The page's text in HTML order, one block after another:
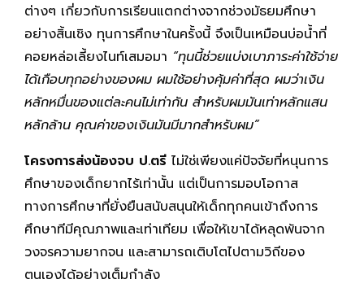
ต่างๆ เกี่ยวกับการเรียนแตกต่างจากช่วงมัธยมศึกษา
อย่างสิ้นเชิง ทุนการศึกษาในครั้งนี้ จึงเป็นเหมือนบ่อน้ำที่
คอยหล่อเลี้ยงไนท์เสมอมา “ทุนนี้ช่วยแบ่งเบาภาระค่าใช้จ่าย
ได้เกือบทุกอย่างของผม ผมใช้อย่างคุ้มค่าที่สุด ผมว่าเงิน
หลักหมื่นของแต่ละคนไม่เท่ากัน สำหรับผมมันเท่าหลักแสน
หลักล้าน คุณค่าของเงินมันมีมากสำหรับผม”
โครงการส่งน้องจบ ป.ตรี ไม่ใช่เพียงแค่ปัจจัยที่หนุนการ
ศึกษาของเด็กยากไร้เท่านั้น แต่เป็นการมอบโอกาส
ทางการศึกษาที่ยั่งยืนสนับสนุนให้เด็กทุกคนเข้าถึงการ
ศึกษาทีมีคุณภาพและเท่าเทียม เพื่อให้เขาได้หลุดพ้นจาก
วงจรความยากจน และสามารถเติบโตไปตามวิถีของ
ตนเองได้อย่างเต็มกำลัง